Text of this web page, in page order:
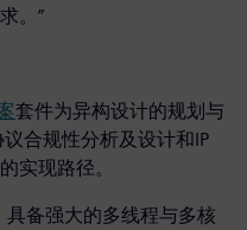
。”
套件为异构设计的规划与
合规性分析及设计和IP
实现路径。
备强大的多线程与多核